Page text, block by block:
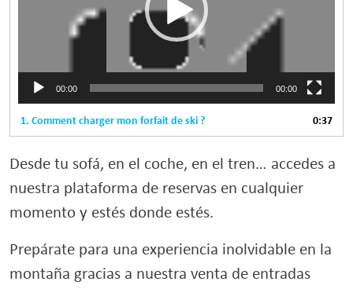
00:00 00:00
1. Comment charger mon forfait de ski ? 0:37
Desde tu sofá, en el coche, en el tren… accedes a
nuestra plataforma de reservas en cualquier
momento y estés donde estés.
Prepárate para una experiencia inolvidable en la
montaña gracias a nuestra venta de entradas